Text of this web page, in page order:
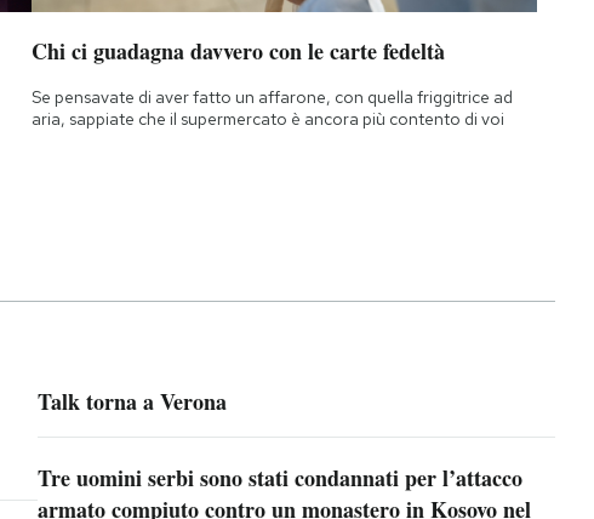
Chi ci guadagna davvero con le carte fedeltà
Se pensavate di aver fatto un affarone, con quella friggitrice ad
aria, sappiate che il supermercato è ancora più contento di voi
Talk torna a Verona
Tre uomini serbi sono stati condannati per l’attacco
armato compiuto contro un monastero in Kosovo nel